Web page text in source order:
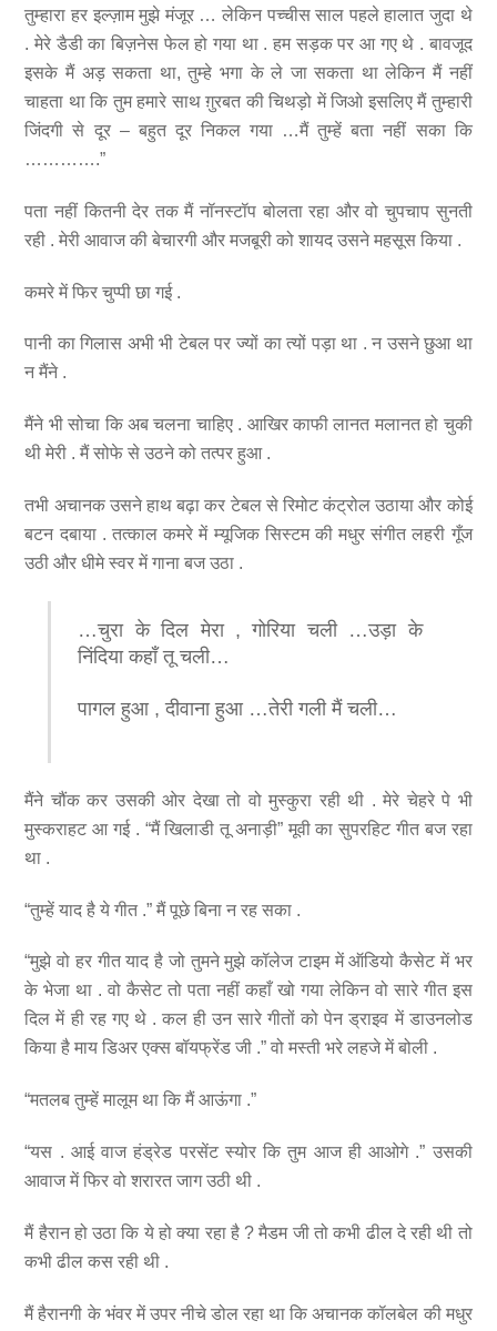
तुम्हारा हर इल्ज़ाम मुझे मंजूर … लेकिन पच्चीस साल पहले हालात जुदा थे
. मेरे डैडी का बिज़नेस फेल हो गया था . हम सड़क पर आ गए थे . बावजूद
इसके मैं अड़ सकता था, तुम्हे भगा के ले जा सकता था लेकिन मैं नहीं
चाहता था कि तुम हमारे साथ ग़ुरबत की चिथड़ो में जिओ इसलिए मैं तुम्हारी
जिंदगी से दूर – बहुत दूर निकल गया …मैं तुम्हें बता नहीं सका कि
………….”
पता नहीं कितनी देर तक मैं नॉनस्टॉप बोलता रहा और वो चुपचाप सुनती
रही . मेरी आवाज की बेचारगी और मजबूरी को शायद उसने महसूस किया .
कमरे में फिर चुप्पी छा गई .
पानी का गिलास अभी भी टेबल पर ज्यों का त्यों पड़ा था . न उसने छुआ था
न मैंने .
मैंने भी सोचा कि अब चलना चाहिए . आखिर काफी लानत मलानत हो चुकी
थी मेरी . मैं सोफे से उठने को तत्पर हुआ .
तभी अचानक उसने हाथ बढ़ा कर टेबल से रिमोट कंट्रोल उठाया और कोई
बटन दबाया . तत्काल कमरे में म्यूजिक सिस्टम की मधुर संगीत लहरी गूँज
उठी और धीमे स्वर में गाना बज उठा .
…चुरा के दिल मेरा , गोरिया चली …उड़ा के
निंदिया कहाँ तू चली…
पागल हुआ , दीवाना हुआ …तेरी गली मैं चली…
मैंने चौंक कर उसकी ओर देखा तो वो मुस्कुरा रही थी . मेरे चेहरे पे भी
मुस्कराहट आ गई . “मैं खिलाडी तू अनाड़ी” मूवी का सुपरहिट गीत बज रहा
था .
“तुम्हें याद है ये गीत .” मैं पूछे बिना न रह सका .
“मुझे वो हर गीत याद है जो तुमने मुझे कॉलेज टाइम में ऑडियो कैसेट में भर
के भेजा था . वो कैसेट तो पता नहीं कहाँ खो गया लेकिन वो सारे गीत इस
दिल में ही रह गए थे . कल ही उन सारे गीतों को पेन ड्राइव में डाउनलोड
किया है माय डिअर एक्स बॉयफ्रेंड जी .” वो मस्ती भरे लहजे में बोली .
“मतलब तुम्हें मालूम था कि मैं आऊंगा .”
“यस . आई वाज हंड्रेड परसेंट स्योर कि तुम आज ही आओगे .” उसकी
आवाज में फिर वो शरारत जाग उठी थी .
मैं हैरान हो उठा कि ये हो क्या रहा है ? मैडम जी तो कभी ढील दे रही थी तो
कभी ढील कस रही थी .
मैं हैरानगी के भंवर में उपर नीचे डोल रहा था कि अचानक कॉलबेल की मधुर